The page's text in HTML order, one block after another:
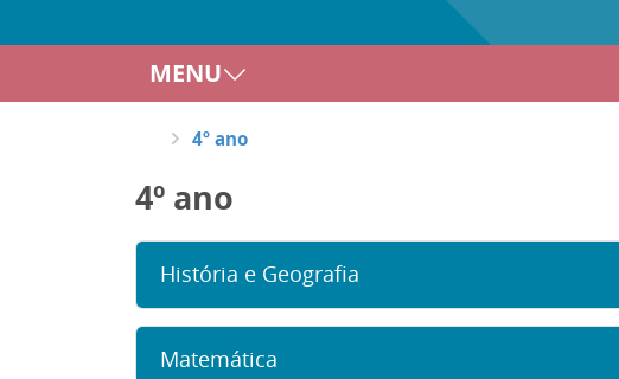
MENU
4º ano
4º ano
História e Geografia
Matemática